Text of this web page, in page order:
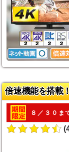
倍速機能を搭載
８／３０ま